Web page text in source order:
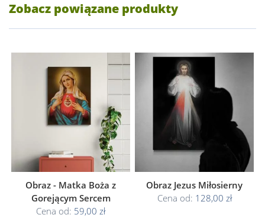
Zobacz powiązane produkty
Obraz - Matka Boża z
Gorejącym Sercem
Cena od: 59,00 zł
Obraz Jezus Miłosierny
Cena od: 128,00 zł